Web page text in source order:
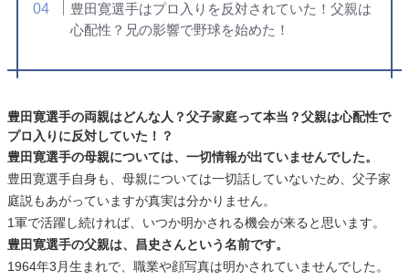
豊田寛選手はプロ入りを反対されていた！父親は
心配性？兄の影響で野球を始めた！
豊田寛選手の両親はどんな人？父子家庭って本当？父親は心配性で
プロ入りに反対していた！？
豊田寛選手の母親については、一切情報が出ていませんでした。
豊田寛選手自身も、母親については一切話していないため、父子家
庭説もあがっていますが真実は分かりません。
1軍で活躍し続ければ、いつか明かされる機会が来ると思います。
豊田寛選手の父親は、昌史さんという名前です。
1964年3月生まれで、職業や顔写真は明かされていませんでした。